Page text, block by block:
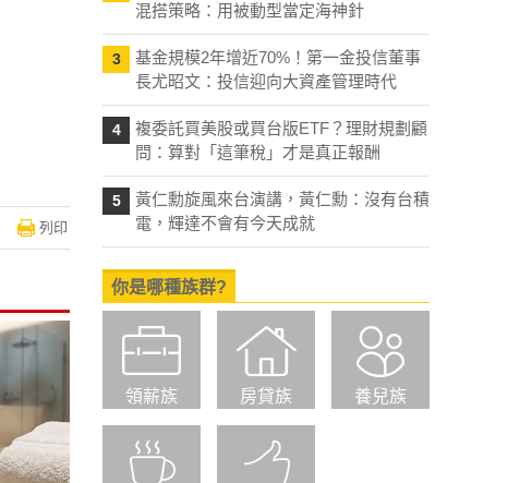
列印
混搭策略：用被動型當定海神針
3
基金規模2年增近70%！第一金投信董事
長尤昭文：投信迎向大資產管理時代
4
複委託買美股或買台版ETF？理財規劃顧
問：算對「這筆稅」才是真正報酬
5
黃仁勳旋風來台演講，黃仁勳：沒有台積
電，輝達不會有今天成就
你是哪種族群?
領薪族 房貸族 養兒族